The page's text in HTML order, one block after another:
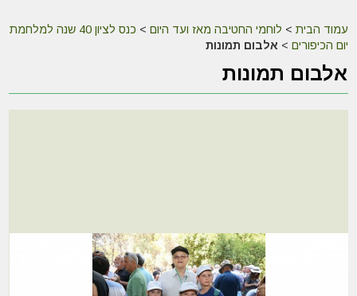
עמוד הבית > לוחמי החטיבה מאז ועד היום >
כנס לציון 40 שנה למלחמת
יום הכיפורים > אלבום תמונות
אלבום תמונות